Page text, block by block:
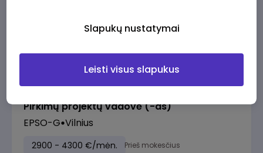
Pirkimų projektų vadovė (-as)
EPSO-G Vilnius
2900 - 4300 €/mėn. Prieš mokesčius
Slapukų nustatymai
Leisti visus slapukus